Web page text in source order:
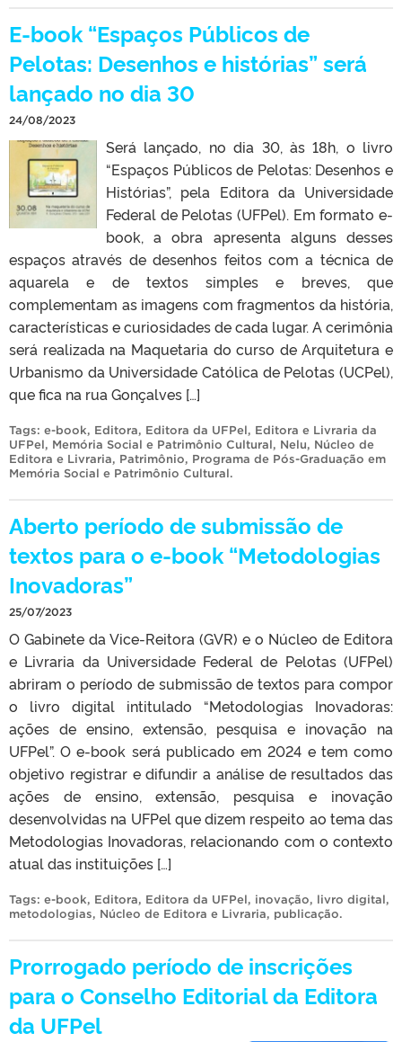
E-book “Espaços Públicos de
Pelotas: Desenhos e histórias” será
lançado no dia 30
24/08/2023
Será lançado, no dia 30, às 18h, o livro
“Espaços Públicos de Pelotas: Desenhos e
Histórias”, pela Editora da Universidade
Federal de Pelotas (UFPel). Em formato e-
book, a obra apresenta alguns desses
espaços através de desenhos feitos com a técnica de
aquarela e de textos simples e breves, que
complementam as imagens com fragmentos da história,
características e curiosidades de cada lugar. A cerimônia
será realizada na Maquetaria do curso de Arquitetura e
Urbanismo da Universidade Católica de Pelotas (UCPel),
que fica na rua Gonçalves […]
Tags: e-book, Editora, Editora da UFPel, Editora e Livraria da
UFPel, Memória Social e Patrimônio Cultural, Nelu, Núcleo de
Editora e Livraria, Patrimônio, Programa de Pós-Graduação em
Memória Social e Patrimônio Cultural.
Aberto período de submissão de
textos para o e-book “Metodologias
Inovadoras”
25/07/2023
O Gabinete da Vice-Reitora (GVR) e o Núcleo de Editora
e Livraria da Universidade Federal de Pelotas (UFPel)
abriram o período de submissão de textos para compor
o livro digital intitulado “Metodologias Inovadoras:
ações de ensino, extensão, pesquisa e inovação na
UFPel”. O e-book será publicado em 2024 e tem como
objetivo registrar e difundir a análise de resultados das
ações de ensino, extensão, pesquisa e inovação
desenvolvidas na UFPel que dizem respeito ao tema das
Metodologias Inovadoras, relacionando com o contexto
atual das instituições […]
Tags: e-book, Editora, Editora da UFPel, inovação, livro digital,
metodologias, Núcleo de Editora e Livraria, publicação.
Prorrogado período de inscrições
para o Conselho Editorial da Editora
da UFPel